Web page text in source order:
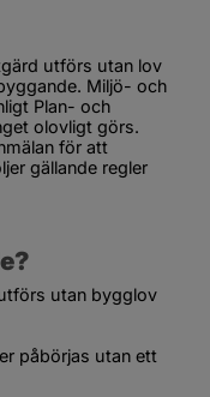
utförs utan lov
Miljö- och
Plan- och
olovligt görs.
för att
gällande regler
utan bygglov
påbörjas utan ett